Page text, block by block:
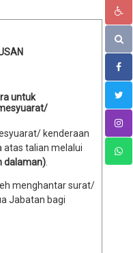
untuk
kenderaan
atas talian melalui
dalaman).
menghantar surat/
Jabatan bagi